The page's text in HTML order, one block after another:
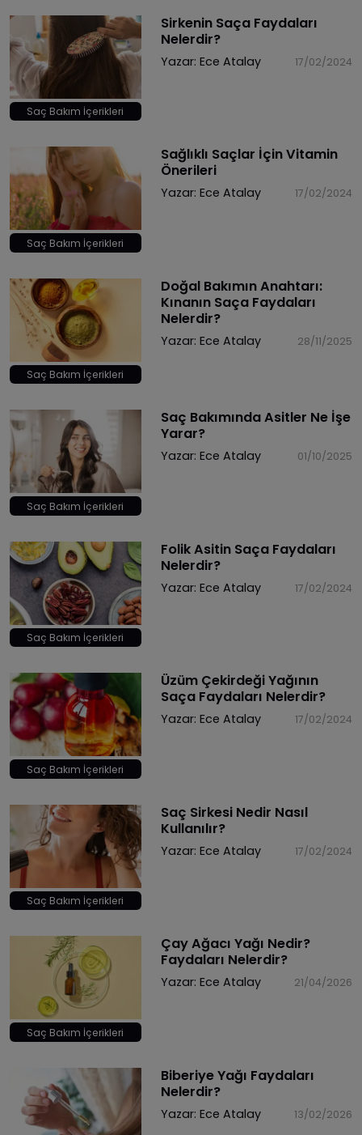
Saç Bakım İçerikleri
Sirkenin Saça Faydaları
Nelerdir?
Yazar: Ece Atalay 17/02/2024
Saç Bakım İçerikleri
Sağlıklı Saçlar İçin Vitamin
Önerileri
Yazar: Ece Atalay 17/02/2024
Saç Bakım İçerikleri
Doğal Bakımın Anahtarı:
Kınanın Saça Faydaları
Nelerdir?
Yazar: Ece Atalay 28/11/2025
Saç Bakım İçerikleri
Saç Bakımında Asitler Ne İşe
Yarar?
Yazar: Ece Atalay 01/10/2025
Saç Bakım İçerikleri
Folik Asitin Saça Faydaları
Nelerdir?
Yazar: Ece Atalay 17/02/2024
Saç Bakım İçerikleri
Üzüm Çekirdeği Yağının
Saça Faydaları Nelerdir?
Yazar: Ece Atalay 17/02/2024
Saç Bakım İçerikleri
Saç Sirkesi Nedir Nasıl
Kullanılır?
Yazar: Ece Atalay 17/02/2024
Saç Bakım İçerikleri
Çay Ağacı Yağı Nedir?
Faydaları Nelerdir?
Yazar: Ece Atalay 21/04/2026
Biberiye Yağı Faydaları
Nelerdir?
Yazar: Ece Atalay 13/02/2026